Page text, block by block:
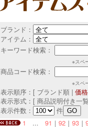
ブランド：
アイテム：
キーワード検索：
※スペ
商品コード検索：
※スペ
表示順序：[ ブランド順 | 価
表示形式：[ 商品説明付き一
表示件数：
件
1 ... 91 ｜ 92｜ 93｜